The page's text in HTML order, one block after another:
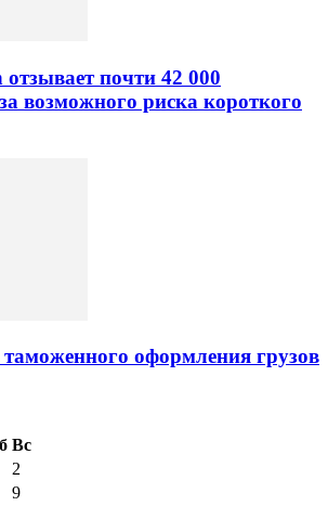
почти 42 000
возможного риска короткого
оформления грузов
Вс
2
9